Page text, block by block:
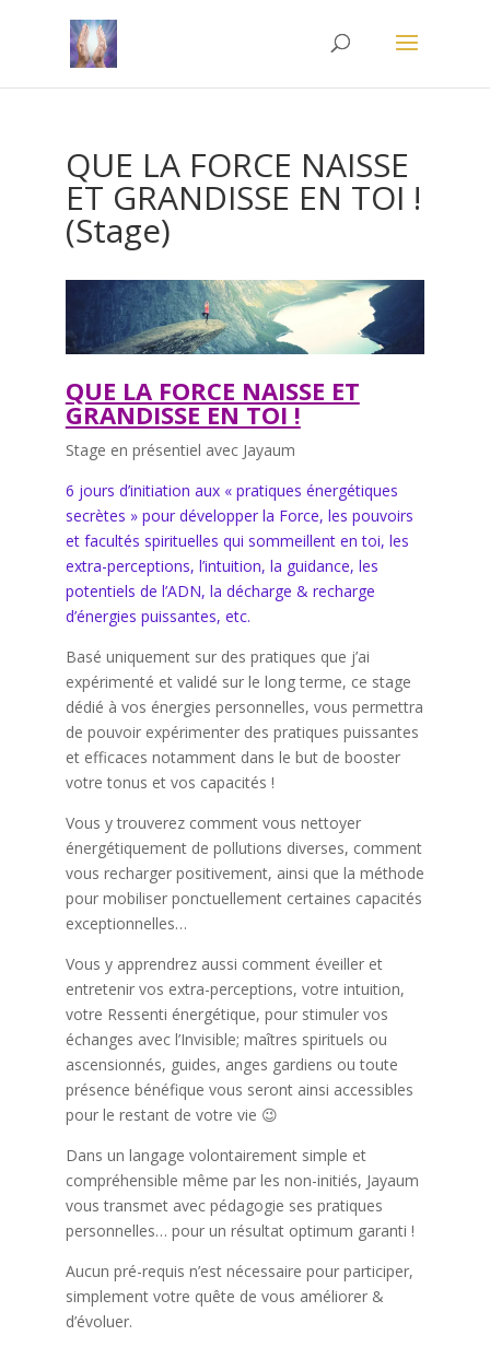
QUE LA FORCE NAISSE
ET GRANDISSE EN TOI !
(Stage)
QUE LA FORCE NAISSE ET
GRANDISSE EN TOI !
Stage en présentiel avec Jayaum
6 jours d’initiation aux « pratiques énergétiques
secrètes » pour développer la Force, les pouvoirs
et facultés spirituelles qui sommeillent en toi, les
extra-perceptions, l’intuition, la guidance, les
potentiels de l’ADN, la décharge & recharge
d’énergies puissantes, etc.
Basé uniquement sur des pratiques que j’ai
expérimenté et validé sur le long terme, ce stage
dédié à vos énergies personnelles, vous permettra
de pouvoir expérimenter des pratiques puissantes
et efficaces notamment dans le but de booster
votre tonus et vos capacités !
Vous y trouverez comment vous nettoyer
énergétiquement de pollutions diverses, comment
vous recharger positivement, ainsi que la méthode
pour mobiliser ponctuellement certaines capacités
exceptionnelles…
Vous y apprendrez aussi comment éveiller et
entretenir vos extra-perceptions, votre intuition,
votre Ressenti énergétique, pour stimuler vos
échanges avec l’Invisible; maîtres spirituels ou
ascensionnés, guides, anges gardiens ou toute
présence bénéfique vous seront ainsi accessibles
pour le restant de votre vie 😉
Dans un langage volontairement simple et
compréhensible même par les non-initiés, Jayaum
vous transmet avec pédagogie ses pratiques
personnelles… pour un résultat optimum garanti !
Aucun pré-requis n’est nécessaire pour participer,
simplement votre quête de vous améliorer &
d’évoluer.